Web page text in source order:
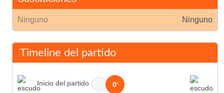
Ninguno Ninguno
Timeline del partido
Inicio del partido 0'